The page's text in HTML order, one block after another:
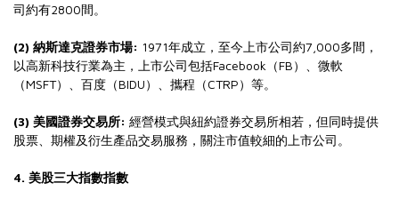
司約有2800間。
(2) 納斯達克證券市場: 1971年成立，至今上市公司約7,000多間，
以高新科技行業為主，上市公司包括Facebook（FB）、微軟
（MSFT）、百度（BIDU）、攜程（CTRP）等。
(3) 美國證券交易所: 經營模式與紐約證券交易所相若，但同時提供
股票、期權及衍生產品交易服務，關注市值較細的上市公司。
4. 美股三大指數指數